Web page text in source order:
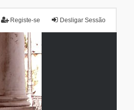
Desligar Sessão
Registe-se